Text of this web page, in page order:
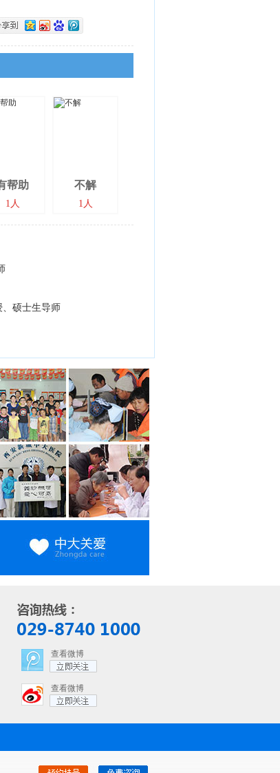
帮助
1人
不解
1人
硕士生导师
查看微博
查看微博